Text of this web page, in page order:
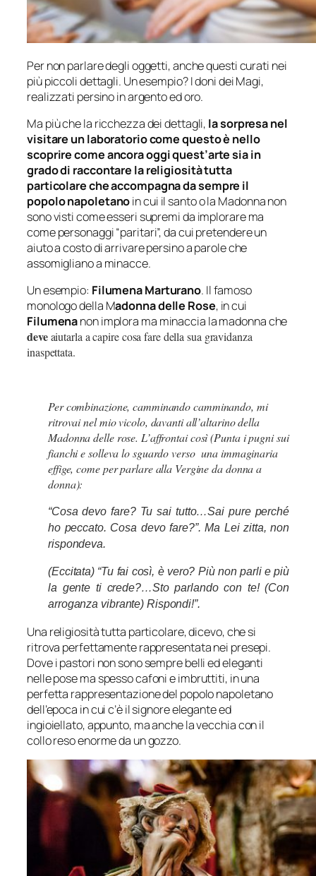
Per non parlare degli oggetti, anche questi curati nei
più piccoli dettagli. Un esempio? I doni dei Magi,
realizzati persino in argento ed oro.
Ma più che la ricchezza dei dettagli, la sorpresa nel
visitare un laboratorio come questo è nello
scoprire come ancora oggi quest’arte sia in
grado di raccontare la religiosità tutta
particolare che accompagna da sempre il
popolo napoletanoin cui il santo o la Madonna non
sono visti come esseri supremi da implorare ma
come personaggi “paritari”, da cui pretendere un
aiuto a costo di arrivare persino a parole che
assomigliano a minacce.
Un esempio: Filumena Marturano. Il famoso
monologo della Madonna delle Rose, in cui
Filumenanon implora ma minaccia la madonna che
deveaiutarla a capire cosa fare della sua gravidanza
inaspettata.
Per combinazione, camminando camminando, mi
ritrovai nel mio vicolo, davanti all’altarino della
Madonna delle rose. L’affrontai così (Punta i pugni sui
fianchi e solleva lo sguardo verso una immaginaria
effige, come per parlare alla Vergine da donna a
donna):
“Cosa devo fare? Tu sai tutto…Sai pure perché
ho peccato. Cosa devo fare?”. Ma Lei zitta, non
rispondeva.
(Eccitata) “Tu fai così, è vero? Più non parli e più
la gente ti crede?…Sto parlando con te! (Con
arroganza vibrante) Rispondi!”.
Una religiosità tutta particolare, dicevo, che si
ritrova perfettamente rappresentata nei presepi.
Dove i pastori non sono sempre belli ed eleganti
nelle pose ma spesso cafoni e imbruttiti, in una
perfetta rappresentazione del popolo napoletano
dell’epoca in cui c’è il signore elegante ed
ingioiellato, appunto, ma anche la vecchia con il
collo reso enorme da un gozzo.